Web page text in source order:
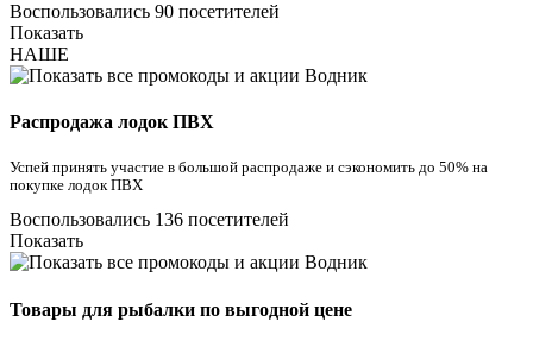
Воспользовались 90 посетителей
Показать
НАШЕ
Распродажа лодок ПВХ
Успей принять участие в большой распродаже и сэкономить до 50% на
покупке лодок ПВХ
Воспользовались 136 посетителей
Показать
Товары для рыбалки по выгодной цене